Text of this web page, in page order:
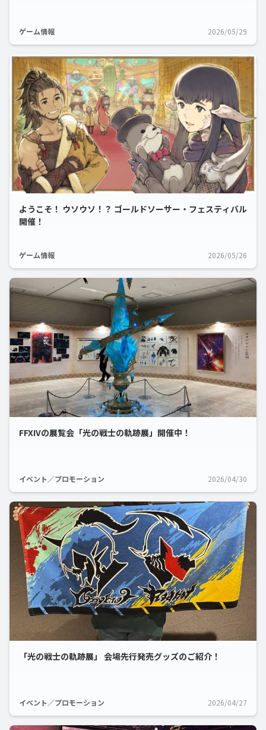
ゲーム情報 2026/05/29
ようこそ！ ウソウソ！？ ゴールドソーサー・フェスティバル
開催！
ゲーム情報 2026/05/26
FFXIVの展覧会「光の戦士の軌跡展」開催中！
イベント／プロモーション 2026/04/30
「光の戦士の軌跡展」 会場先行発売グッズのご紹介！
イベント／プロモーション 2026/04/27